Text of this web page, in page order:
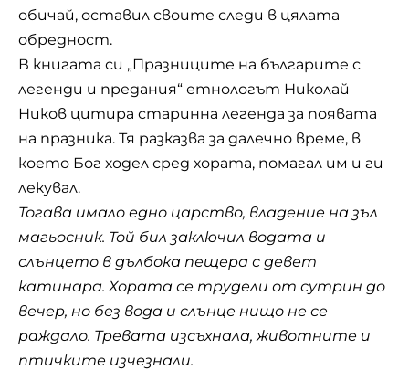
обичай, оставил своите следи в цялата
обредност.
В книгата си „Празниците на българите с
легенди и предания“ етнологът Николай
Ников цитира старинна легенда за появата
на празника. Тя разказва за далечно време, в
което Бог ходел сред хората, помагал им и ги
лекувал.
Тогава имало едно царство, владение на зъл
магьосник. Той бил заключил водата и
слънцето в дълбока пещера с девет
катинара. Хората се трудели от сутрин до
вечер, но без вода и слънце нищо не се
раждало. Тревата изсъхнала, животните и
птичките изчезнали.